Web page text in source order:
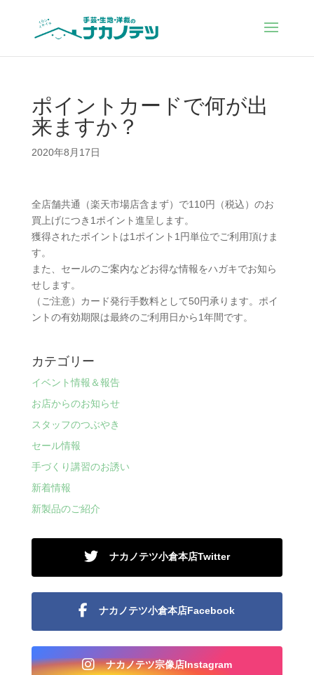
ポイントカードで何が出
来ますか？
2020年8月17日
全店舗共通（楽天市場店含まず）で110円（税込）のお
買上げにつき1ポイント進呈します。
獲得されたポイントは1ポイント1円単位でご利用頂けま
す。
また、セールのご案内などお得な情報をハガキでお知ら
せします。
（ご注意）カード発行手数料として50円承ります。ポイ
ントの有効期限は最終のご利用日から1年間です。
カテゴリー
イベント情報＆報告
お店からのお知らせ
スタッフのつぶやき
セール情報
手づくり講習のお誘い
新着情報
新製品のご紹介
ナカノテツ小倉本店Twitter
ナカノテツ小倉本店Facebook
ナカノテツ宗像店Instagram